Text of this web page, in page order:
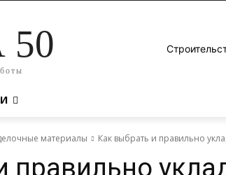
материалы Как выбрать и правильно
правильно